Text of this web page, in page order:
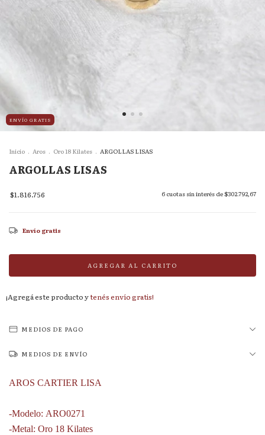
ENVÍO GRATIS
Inicio . Aros . Oro 18 Kilates . ARGOLLAS LISAS
ARGOLLAS LISAS
$1.816.756 6 cuotas sin interés de$302.792,67
Envío gratis
¡Agregá este producto ytenés envío gratis!
MEDIOS DE PAGO
MEDIOS DE ENVÍO
AROS CARTIER LISA
-Modelo: ARO0271
-Metal: Oro 18 Kilates